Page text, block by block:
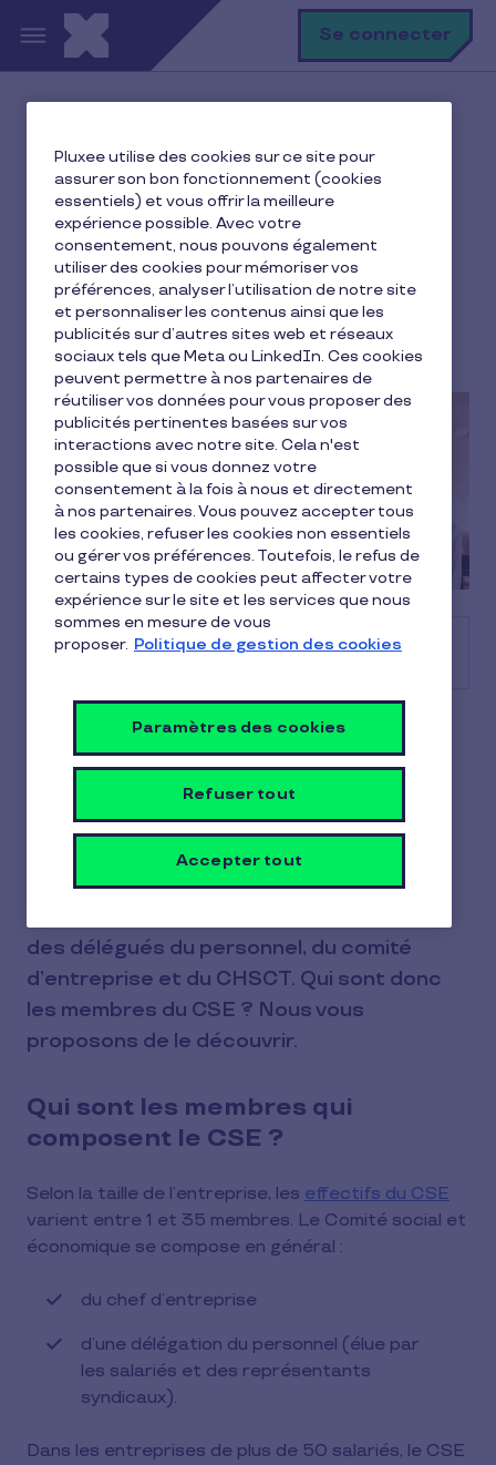
Aller au contenu principal Se connecter
CSE Qui sont les membres du CSE ?
Qui sont les membres du
CSE ?
5 min de lecture 23 juin 2025
Sommaire
Le Comité social et économique possède
un rôle prépondérant en matière de
conditions de travail, de santé et de
sécurité des salariés. Obligatoire dans
toutes les entreprises de plus de 11
salariés, il est issu de la fusion des
des délégués du personnel, du comité
d’entreprise et du CHSCT. Qui sont donc
les membres du CSE ? Nous vous
proposons de le découvrir.
Qui sont les membres qui
composent le CSE ?
Selon la taille de l’entreprise, les effectifs du CSE
varient entre 1 et 35 membres. Le Comité social et
économique se compose en général :
du chef d’entreprise
d’une délégation du personnel (élue par
les salariés et des représentants
syndicaux).
Dans les entreprises de plus de 50 salariés, le CSE
Pluxee utilise des cookies sur ce site pour
assurer son bon fonctionnement (cookies
essentiels) et vous offrir la meilleure
expérience possible. Avec votre
consentement, nous pouvons également
utiliser des cookies pour mémoriser vos
préférences, analyser l’utilisation de notre site
et personnaliser les contenus ainsi que les
publicités sur d’autres sites web et réseaux
sociaux tels que Meta ou LinkedIn. Ces cookies
peuvent permettre à nos partenaires de
réutiliser vos données pour vous proposer des
publicités pertinentes basées sur vos
interactions avec notre site. Cela n'est
possible que si vous donnez votre
consentement à la fois à nous et directement
à nos partenaires. Vous pouvez accepter tous
les cookies, refuser les cookies non essentiels
ou gérer vos préférences. Toutefois, le refus de
certains types de cookies peut affecter votre
expérience sur le site et les services que nous
sommes en mesure de vous
proposer. Politique de gestion des cookies
Paramètres des cookies
Refuser tout
Accepter tout